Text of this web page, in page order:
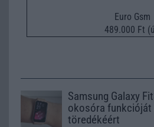
Euro Gsm
489.000 Ft
Samsung Galaxy
okosóra funkcióját
töredékéért